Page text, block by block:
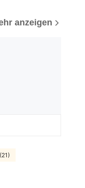
anzeigen